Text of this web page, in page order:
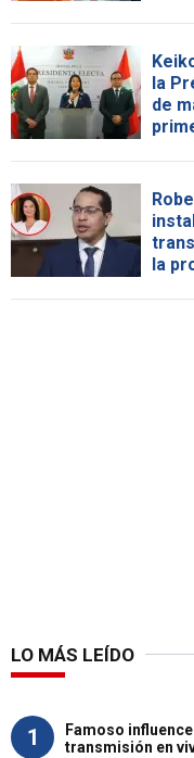
la
de
la
LO MÁS LEÍDO
1
Famoso
transmisión en